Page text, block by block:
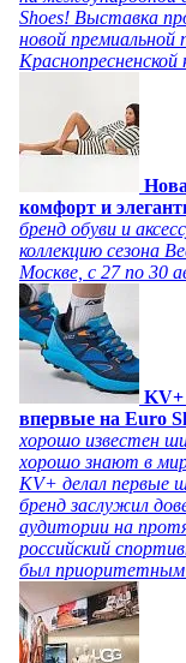
Shoes! Выставка
новой премиальной
комфорт и
бренд обуви и
коллекцию сезона
Москве, с 27 по 30
KV+
впервые на Euro
хорошо известен
хорошо знают в
KV+ делал первые
бренд заслужил
аудитории на
российский
был приоритетным